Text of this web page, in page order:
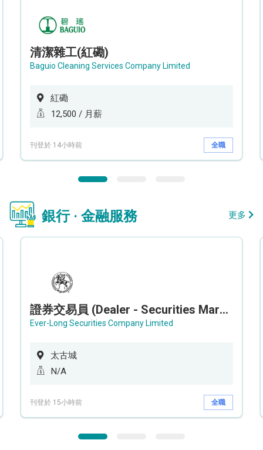
清潔雜工(紅磡)
Baguio Cleaning Services Company Limited
紅磡
12,500 / 月薪
刊登於 14小時前 全職
銀行 · 金融服務 更多
證券交易員 (Dealer - Securities Market)
Ever-Long Securities Company Limited
太古城
N/A
刊登於 15小時前 全職